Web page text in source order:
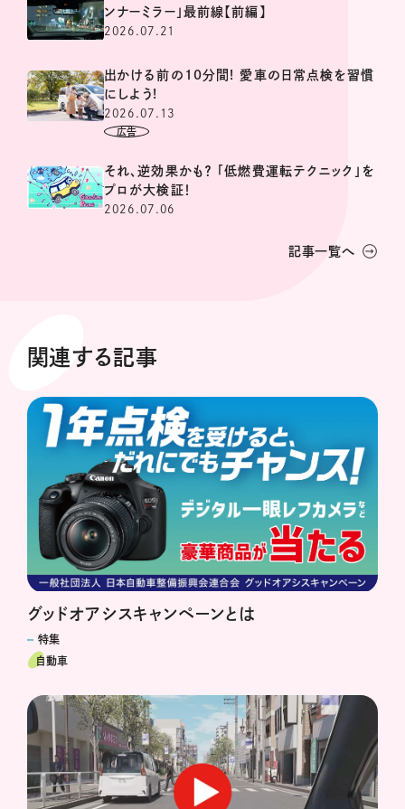
ンナーミラー」最前線【前編】
2026.07.21
出かける前の10分間! 愛車の日常点検を習慣
にしよう!
2026.07.13
それ、逆効果かも？ 「低燃費運転テクニック」を
プロが大検証！
2026.07.06
記事一覧へ
関連する記事
グッドオアシスキャンペーンとは
特集
自動車